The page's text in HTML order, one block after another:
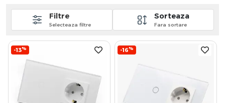
Sorteaza
Fara sortare
Filtre
Selecteaza filtre
-13% -16%